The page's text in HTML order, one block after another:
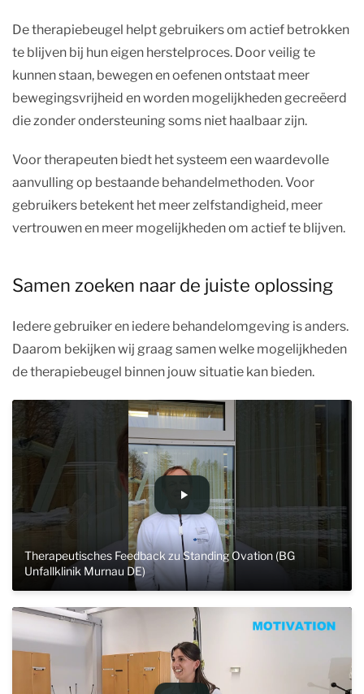
De therapiebeugel helpt gebruikers om actief betrokken
te blijven bij hun eigen herstelproces. Door veilig te
kunnen staan, bewegen en oefenen ontstaat meer
bewegingsvrijheid en worden mogelijkheden gecreëerd
die zonder ondersteuning soms niet haalbaar zijn.
Voor therapeuten biedt het systeem een waardevolle
aanvulling op bestaande behandelmethoden. Voor
gebruikers betekent het meer zelfstandigheid, meer
vertrouwen en meer mogelijkheden om actief te blijven.
Samen zoeken naar de juiste oplossing
Iedere gebruiker en iedere behandelomgeving is anders.
Daarom bekijken wij graag samen welke mogelijkheden
de therapiebeugel binnen jouw situatie kan bieden.
Therapeutisches Feedback zu Standing Ovation (BG
Unfallklinik Murnau DE)